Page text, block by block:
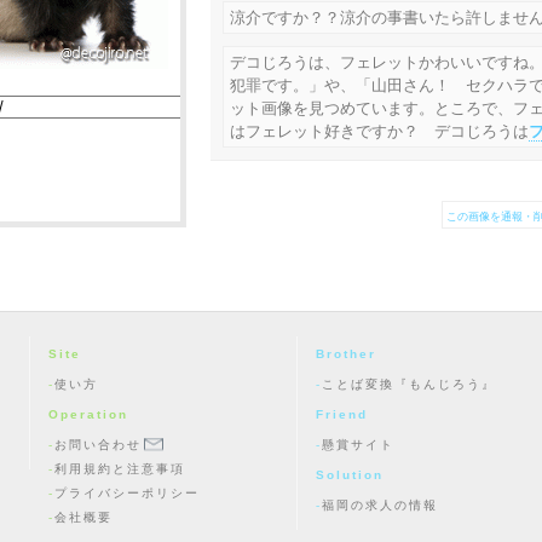
涼介ですか？？涼介の事書いたら許しませ
デコじろうは、フェレットかわいいですね
犯罪です。」や、「山田さん！ セクハラ
ット画像を見つめています。ところで、フ
はフェレット好きですか？ デコじろうは
この画像を通報・
Site
使い方
Operation
お問い合わせ
利用規約と注意事項
プライバシーポリシー
会社概要
Brother
ことば変換『もんじろう』
Friend
懸賞サイト
Solution
福岡の求人の情報